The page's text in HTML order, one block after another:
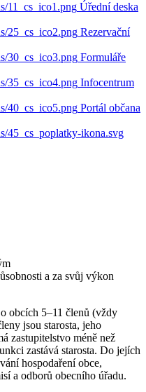
Úřední deska
Rezervační
Formuláře
Infocentrum
Portál občana
a za svůj výkon
obcích 5–11 členů (vždy
jsou starosta, jeho
zastupitelstvo méně než
zastává starosta. Do jejích
hospodaření obce,
a odborů obecního úřadu.